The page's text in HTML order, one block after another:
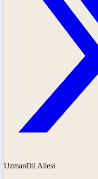
UzmanDil Ailesi